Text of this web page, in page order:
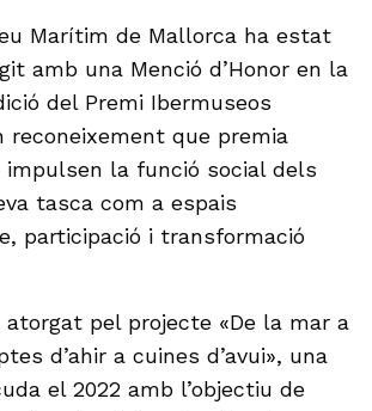
Marítim de Mallorca ha estat
amb una Menció d’Honor en la
del Premi Ibermuseos
reconeixement que premia
impulsen la funció social dels
tasca com a espais
participació i transformació
atorgat pel projecte «De la mar a
d’ahir a cuines d’avui», una
el 2022 amb l’objectiu de